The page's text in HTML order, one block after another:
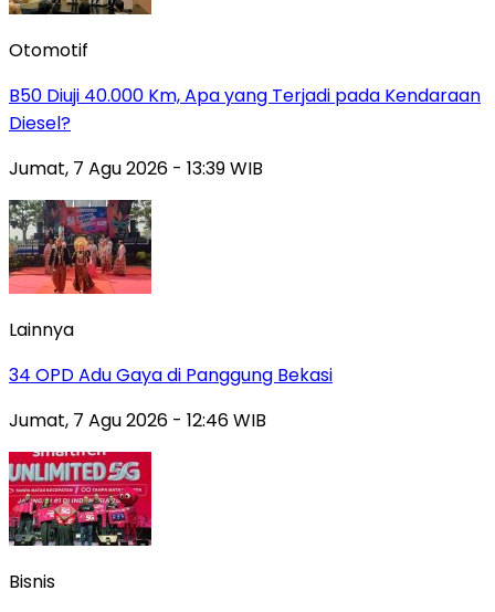
Otomotif
B50 Diuji 40.000 Km, Apa yang Terjadi pada Kendaraan
Diesel?
Jumat, 7 Agu 2026 - 13:39 WIB
Lainnya
34 OPD Adu Gaya di Panggung Bekasi
Jumat, 7 Agu 2026 - 12:46 WIB
Bisnis